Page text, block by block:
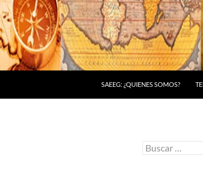
SAEEG: ¿QUIENES SOMOS?
Buscar: